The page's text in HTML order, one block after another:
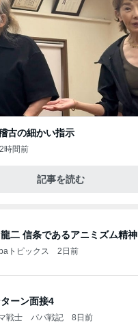
古の細かい指示
時間前
記事を読む
二 信条であるアニミズム精神
トピックス 2日前
ーン面接4
戦士 パパ戦記 8日前